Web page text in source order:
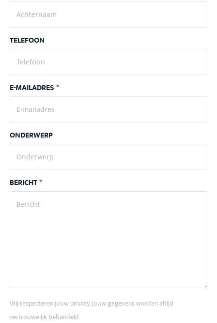
TELEFOON
E-MAILADRES*
ONDERWERP
BERICHT*
Wij respecteren jouw privacy. Jouw gegevens worden altijd
vertrouwelijk behandeld.